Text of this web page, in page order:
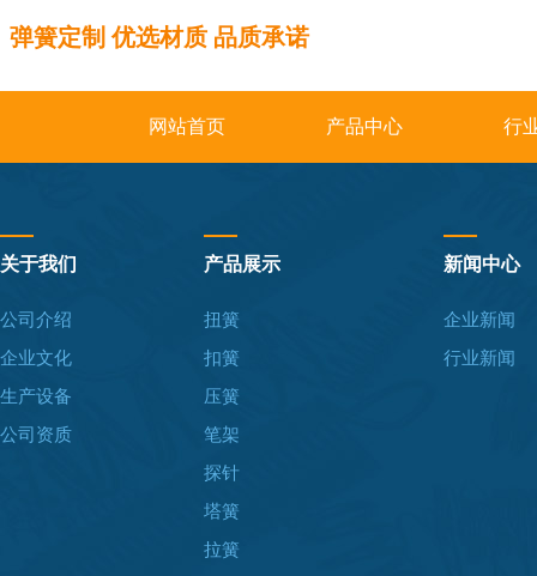
弹簧定制 优选材质 品质承诺
网站首页 产品中心 行
关于我们
公司介绍
企业文化
生产设备
公司资质
产品展示
扭簧
扣簧
压簧
笔架
探针
塔簧
拉簧
新闻中心
企业新闻
行业新闻